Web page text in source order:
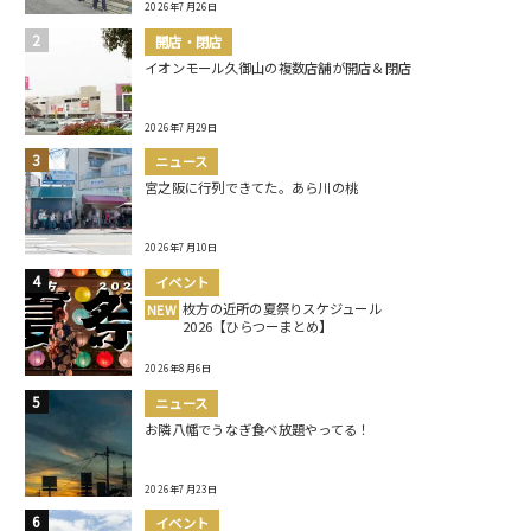
2026年7月26日
開店・閉店
イオンモール久御山の複数店舗が開店＆閉店
2026年7月29日
ニュース
宮之阪に行列できてた。あら川の桃
2026年7月10日
イベント
NEW 枚方の近所の夏祭りスケジュール
2026【ひらつーまとめ】
2026年8月6日
ニュース
お隣八幡でうなぎ食べ放題やってる！
2026年7月23日
イベント